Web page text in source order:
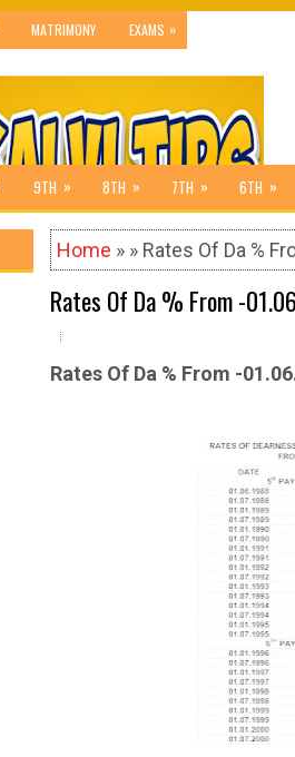
MATRIMONY EXAMS »
9TH » 8TH » 7TH » 6TH »
Home » » Rates Of Da %
Rates Of Da % From -
Rates Of Da % From -